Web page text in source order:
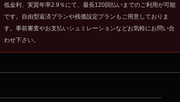
低金利、実質年率2.9％にて、最長120回払いまでのご利用が可能
です。自由型返済プランや残価設定プランもご用意しておりま
す。事前審査やお支払いシュミレーションなどお気軽にお問い合
わせ下さい。